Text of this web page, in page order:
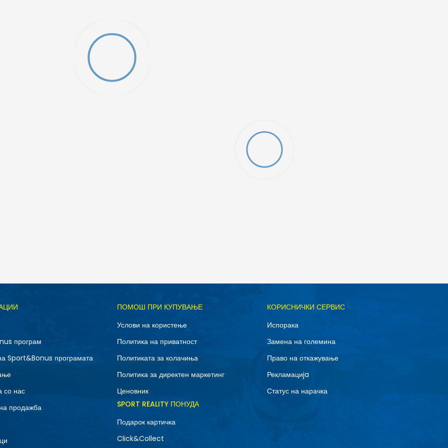
програм
Sport&Bonus програмата
со нас
продажба
ПОМОШ ПРИ КУПУВАЊЕ
Услови на користење
Политика на приватност
Политиката за колачиња
Политика за директен маркетинг
Ценовник
КОРИСНИЧКИ СЕРВИС
Испорака
Замена на големина
Право на откажување
Рекламациja
Статус на нарачка
SPORT REALITY ПОНУДА
Подарок картичка
Click&Collect